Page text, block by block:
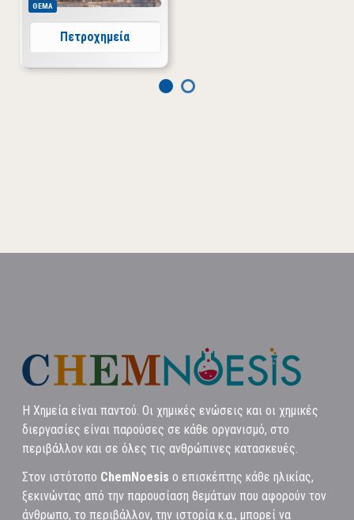
ΘΕΜΑ
Πετροχημεία
Η Χημεία είναι παντού. Οι χημικές ενώσεις και οι χημικές
διεργασίες είναι παρούσες σε κάθε οργανισμό, στο
περιβάλλον και σε όλες τις ανθρώπινες κατασκευές.
Στον ιστότοπο ChemNoesis ο επισκέπτης κάθε ηλικίας,
ξεκινώντας από την παρουσίαση θεμάτων που αφορούν τον
άνθρωπο, το περιβάλλον, την ιστορία κ.α., μπορεί να